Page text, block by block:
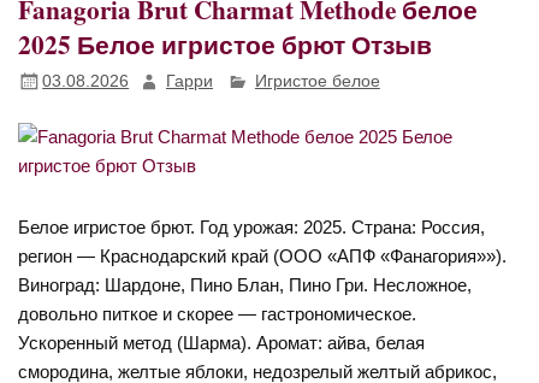
Fanagoria Brut Charmat Methode белое
2025 Белое игристое брют Отзыв
03.08.2026 Гарри Игристое белое
Белое игристое брют. Год урожая: 2025. Страна: Россия,
регион — Краснодарский край (ООО «АПФ «Фанагория»»).
Виноград: Шардоне, Пино Блан, Пино Гри. Несложное,
довольно питкое и скорее — гастрономическое.
Ускоренный метод (Шарма). Аромат: айва, белая
смородина, желтые яблоки, недозрелый желтый абрикос,